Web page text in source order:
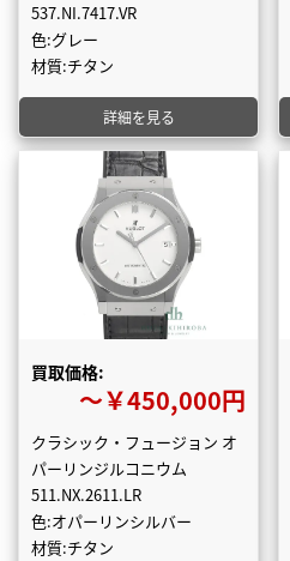
537.NI.7417.VR
色:グレー
材質:チタン
詳細を見る
買取価格:
〜￥450,000円
クラシック・フュージョン オ
パーリンジルコニウム
511.NX.2611.LR
色:オパーリンシルバー
材質:チタン